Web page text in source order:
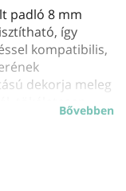
padló 8 mm
így
kompatibilis,
dekorja meleg
tökéletesen
terekhez.
biztosítja a
Bővebben